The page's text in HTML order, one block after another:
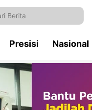
Presisi Nasional